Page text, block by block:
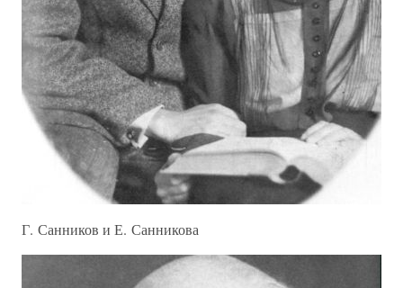
Г. Санников и Е. Санникова